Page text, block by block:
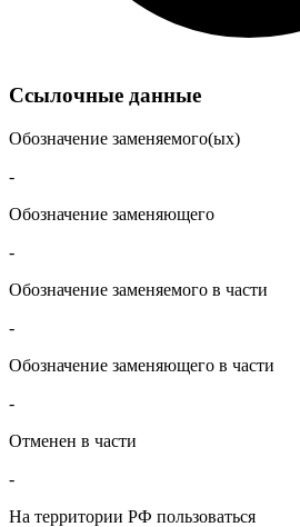
Ссылочные данные
Обозначение заменяемого(ых)
-
Обозначение заменяющего
-
Обозначение заменяемого в части
-
Обозначение заменяющего в части
-
Отменен в части
-
На территории РФ пользоваться